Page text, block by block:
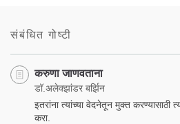
संबंधित गोष्टी
करुणा जाणवताना
डॉ.अलेक्झांडर बर्झिन
इतरांना त्यांच्या वेदनेतून मुक्त करण्यासाठी
करा.